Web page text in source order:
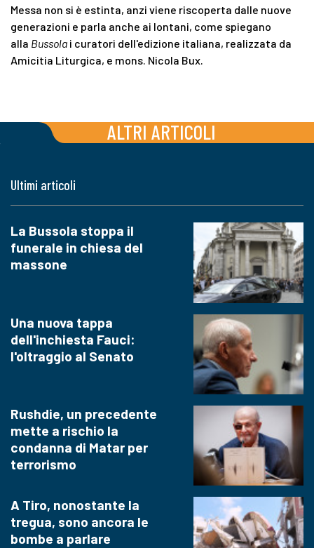
Messa non si è estinta, anzi viene riscoperta dalle nuove
generazioni e parla anche ai lontani, come spiegano
alla Bussola i curatori dell'edizione italiana, realizzata da
Amicitia Liturgica, e mons. Nicola Bux.
ALTRI ARTICOLI
Ultimi articoli
La Bussola stoppa il
funerale in chiesa del
massone
Una nuova tappa
dell'inchiesta Fauci:
l'oltraggio al Senato
Rushdie, un precedente
mette a rischio la
condanna di Matar per
terrorismo
A Tiro, nonostante la
tregua, sono ancora le
bombe a parlare